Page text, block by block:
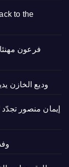
فرعون
وديع الخازن
إيمان منصور